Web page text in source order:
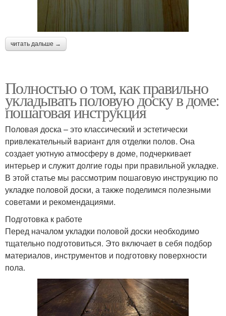
читать дальше →
Полностью о том, как правильно
укладывать половую доску в доме:
пошаговая инструкция
Половая доска – это классический и эстетически
привлекательный вариант для отделки полов. Она
создает уютную атмосферу в доме, подчеркивает
интерьер и служит долгие годы при правильной укладке.
В этой статье мы рассмотрим пошаговую инструкцию по
укладке половой доски, а также поделимся полезными
советами и рекомендациями.
Подготовка к работе
Перед началом укладки половой доски необходимо
тщательно подготовиться. Это включает в себя подбор
материалов, инструментов и подготовку поверхности
пола.